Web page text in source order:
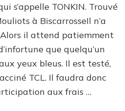
s’appelle TONKIN. Trouvé
à BiscarrosseIl n’a
il attend patiemment
que quelqu’un
yeux bleus. Il est testé,
TCL. Il faudra donc
aux frais …